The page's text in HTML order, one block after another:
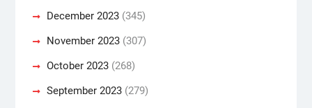
December 2023(345)
November 2023(307)
October 2023(268)
September 2023(279)